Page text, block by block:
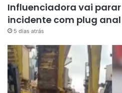
Influenciadora vai
incidente com plug anal
5 dias atrás